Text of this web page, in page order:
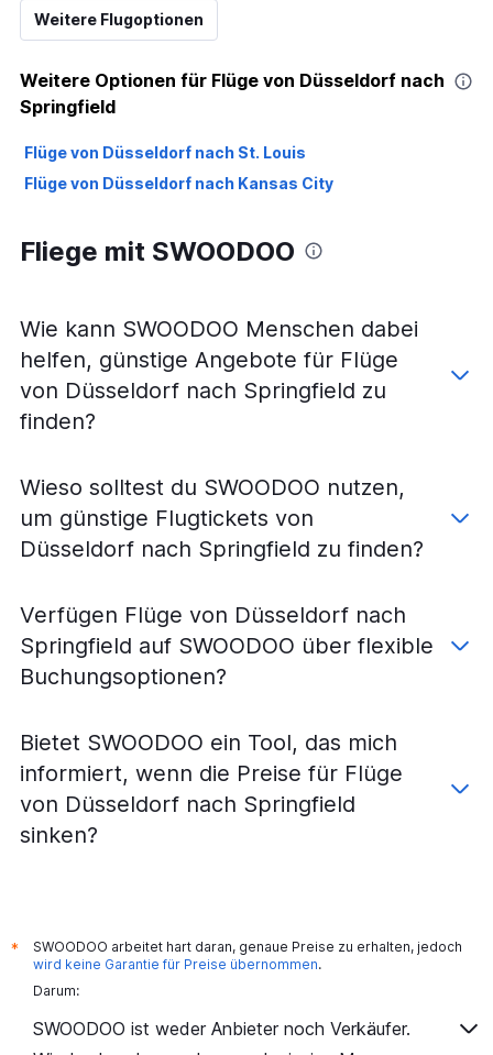
Weitere Flugoptionen
Weitere Optionen für Flüge von Düsseldorf nach
Springfield
Flüge von Düsseldorf nach St. Louis
Flüge von Düsseldorf nach Kansas City
Fliege mit SWOODOO
Wie kann SWOODOO Menschen dabei
helfen, günstige Angebote für Flüge
von Düsseldorf nach Springfield zu
finden?
Wieso solltest du SWOODOO nutzen,
um günstige Flugtickets von
Düsseldorf nach Springfield zu finden?
Verfügen Flüge von Düsseldorf nach
Springfield auf SWOODOO über flexible
Buchungsoptionen?
Bietet SWOODOO ein Tool, das mich
informiert, wenn die Preise für Flüge
von Düsseldorf nach Springfield
sinken?
*
SWOODOO arbeitet hart daran, genaue Preise zu erhalten, jedoch
wird keine Garantie für Preise übernommen.
Darum:
SWOODOO ist weder Anbieter noch Verkäufer.